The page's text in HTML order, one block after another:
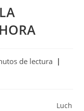
de lectura
Luch